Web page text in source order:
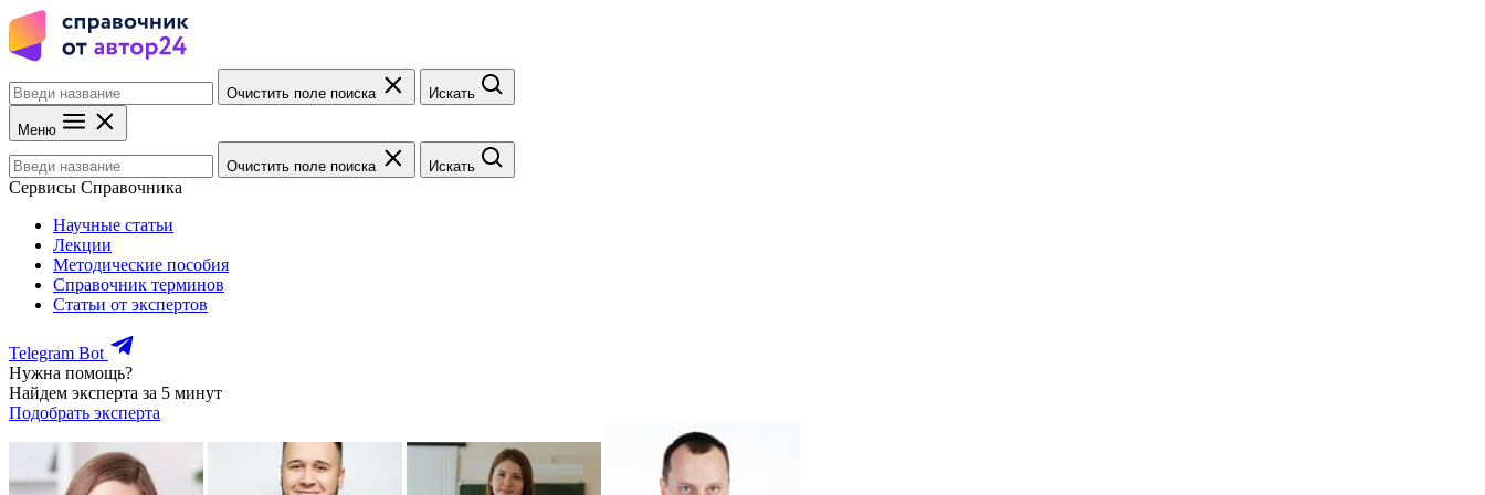
Очистить поле поиска Искать
Меню
Очистить поле поиска Искать
Сервисы Справочника
Научные статьи
Лекции
Методические пособия
Справочник терминов
Статьи от экспертов
Telegram Bot
Нужна помощь?
Найдем эксперта за 5 минут
Подобрать эксперта